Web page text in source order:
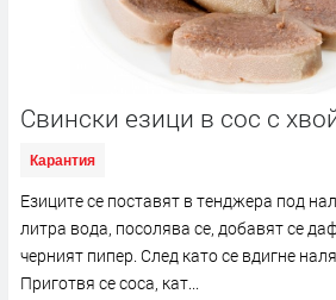
Свински езици в сос с
Карантия
Езиците се поставят в тенджера под
литра вода, посолява се, добавят се
черният пипер. След като се вдигне
Приготвя се соса, кат...